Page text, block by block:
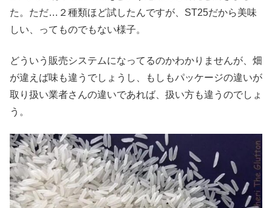
た。ただ…２種類ほど試したんですが、ST25だから美味
しい、ってものでもない様子。
どういう販売システムになってるのかわかりませんが、畑
が違えば味も違うでしょうし、もしもパッケージの違いが
取り扱い業者さんの違いであれば、扱い方も違うのでしょ
う。